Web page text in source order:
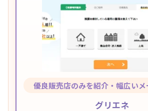
優良販売店のみを紹介・幅広い
グリエネ